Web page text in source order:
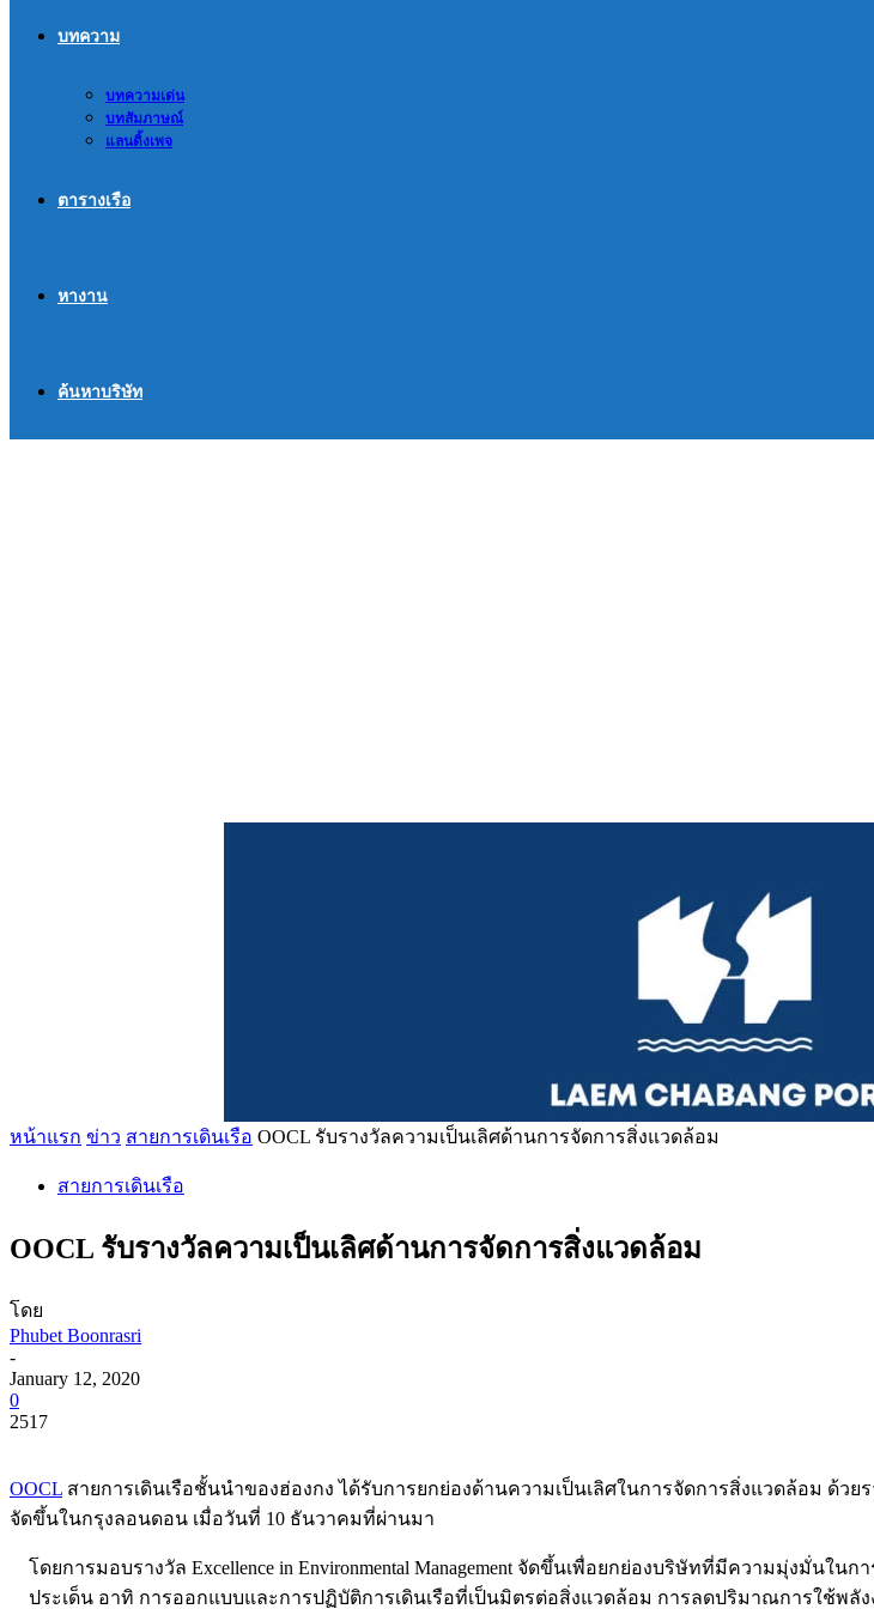
บทความ
บทความเด่น
บทสัมภาษณ์
แลนดิ้งเพจ
ตารางเรือ
หางาน
ค้นหาบริษัท
หน้าแรก ข่าว สายการเดินเรือ OOCL รับรางวัลความเป็นเลิศด้านการจัดการสิ่งแวดล้อม
สายการเดินเรือ
OOCL รับรางวัลความเป็นเลิศด้านการจัดการสิ่งแวดล้อม
โดย
Phubet Boonrasri
-
January 12, 2020
0
2517
OOCL สายการเดินเรือชั้นนำของฮ่องกง ได้รับการยกย่องด้านความเป็นเลิศในการจัดการสิ่งแวดล้อม ด้วยรางวั
จัดขึ้นในกรุงลอนดอน เมื่อวันที่ 10 ธันวาคมที่ผ่านมา
โดยการมอบรางวัล Excellence in Environmental Management จัดขึ้นเพื่อยกย่องบริษัทที่มีความมุ่ง
ประเด็น อาทิ การออกแบบและการปฏิบัติการเดินเรือที่เป็นมิตรต่อสิ่งแวดล้อม การลดปริมาณการใช้พ